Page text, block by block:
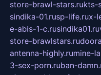
store-brawl-stars.rukts-
sindika-01.rusp-life.rux-
e-abis-1-c.rusindika01.ru
store-brawlstars.ru
antenna-highly.rumine-
3-sex-porn.ruban-